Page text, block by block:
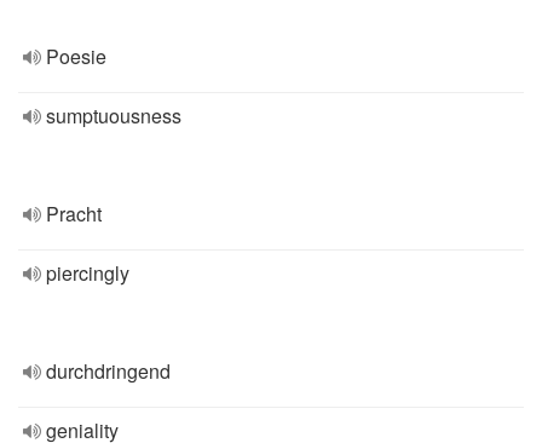
Poesie
sumptuousness
Pracht
piercingly
durchdringend
geniality